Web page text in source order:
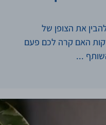
את הצופן של
סביבך זמן קריאה: 10 דקות האם קרה לכם פעם
...